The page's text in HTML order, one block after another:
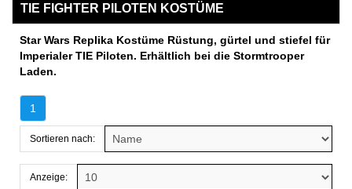
TIE FIGHTER PILOTEN KOSTÜME
Star Wars Replika Kostüme Rüstung, gürtel und stiefel für
Imperialer TIE Piloten. Erhältlich bei die Stormtrooper
Laden.
1
Sortieren nach:
Anzeige: